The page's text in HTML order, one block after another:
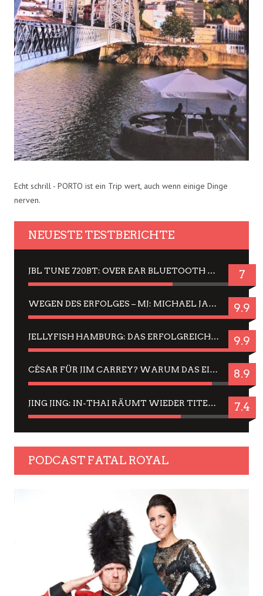
Echt schrill - PORTO ist ein Trip wert, auch wenn einige Dinge
nerven.
NEUESTE TESTBERICHTE
JBL TUNE 720BT: OVER EAR BLUETOOTH KOPFHÖRER UM DIE 50,-€ IM DAUER-TEST 7
WEGEN DES ERFOLGES – MJ: MICHAEL JACKSON MUSICAL IN EINER MATINEE SEHEN 9.9
JELLYFISH HAMBURG: DAS ERFOLGREICHE SOMMER-MENÜ 2025 IN GEFÜHLEN UND BILDERN 9.9
CÉSAR FÜR JIM CARREY? WARUM DAS EINER DER NERVIGSTEN ACTORS IST UND BLEIBT 8.9
JING JING: IN-THAI RÄUMT WIEDER TITEL AB – EIN ZWEI-STUNDEN-ERLEBNISBERICHT 7.4
PODCAST FATAL ROYAL